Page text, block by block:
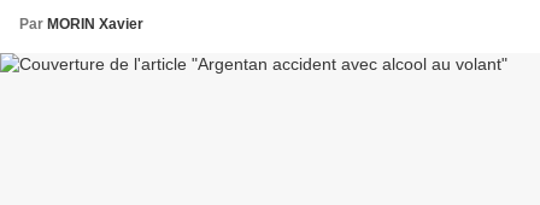
Par MORIN Xavier